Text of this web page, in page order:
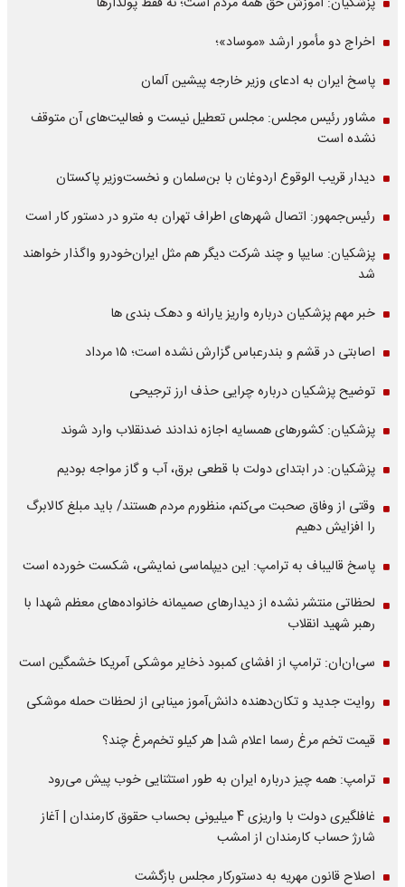
اخراج دو مأمور ارشد «موساد»؛
پاسخ ایران به ادعای وزیر خارجه پیشین آلمان
مشاور رئیس مجلس: مجلس تعطیل نیست و فعالیت‌های آن متوقف
نشده است
دیدار قریب الوقوع اردوغان با بن‌سلمان و نخست‌وزیر پاکستان
رئیس‌جمهور: اتصال شهرهای اطراف تهران به مترو در دستور کار است
پزشکیان: سایپا و چند شرکت دیگر هم مثل ایران‌خودرو واگذار خواهند
شد
خبر مهم پزشکیان درباره واریز یارانه و دهک بندی ها
اصابتی در قشم و بندرعباس گزارش نشده است؛ ۱۵ مرداد
توضیح پزشکیان درباره چرایی حذف ارز ترجیحی
پزشکیان: کشورهای همسایه اجازه ندادند ضدنقلاب وارد شوند
پزشکیان: در ابتدای دولت با قطعی برق، آب و گاز مواجه بودیم
وقتی از وفاق صحبت می‌کنم، منظورم مردم هستند/ باید مبلغ کالابرگ
را افزایش دهیم
پاسخ قالیباف به ترامپ: این دیپلماسی نمایشی، شکست خورده است
لحظاتی منتشر نشده از دیدارهای صمیمانه خانواده‌های معظم شهدا با
رهبر شهید انقلاب
سی‌ان‌ان: ترامپ از افشای کمبود ذخایر موشکی آمریکا خشمگین است
روایت جدید و تکان‌دهنده دانش‌آموز مینابی از لحظات حمله موشکی
قیمت تخم مرغ رسما اعلام شد| هر کیلو تخم‌مرغ چند؟
ترامپ: همه چیز درباره ایران به طور استثنایی خوب پیش می‌رود
غافلگیری دولت با واریزی 4 میلیونی بحساب حقوق کارمندان | آغاز
شارژ حساب کارمندان از امشب
اصلاح قانون مهریه به دستورکار مجلس بازگشت